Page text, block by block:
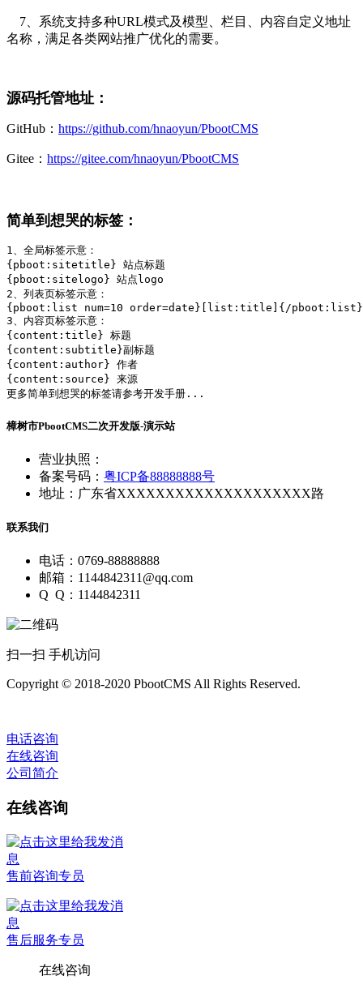
7、系统支持多种URL模式及模型、栏目、内容自定义地址
名称，满足各类网站推广优化的需要。
源码托管地址：
GitHub： https://github.com/hnaoyun/PbootCMS
Gitee： https://gitee.com/hnaoyun/PbootCMS
简单到想哭的标签：
1、全局标签示意：
{pboot:sitetitle} 站点标题
{pboot:sitelogo} 站点logo
2、列表页标签示意：
{pboot:list num=10 order=date}[list:title]{/pboot:list}
3、内容页标签示意：
{content:title} 标题
{content:subtitle}副标题
{content:author} 作者
{content:source} 来源
更多简单到想哭的标签请参考开发手册...
樟树市PbootCMS二次开发版-演示站
营业执照：
备案号码： 粤ICP备88888888号
地址：广东省XXXXXXXXXXXXXXXXXXXX路
联系我们
电话：0769-88888888
邮箱：1144842311@qq.com
Q Q：1144842311
扫一扫 手机访问
Copyright © 2018-2020 PbootCMS All Rights Reserved.
电话咨询
在线咨询
公司简介
在线咨询
售前咨询专员
售后服务专员
在线咨询